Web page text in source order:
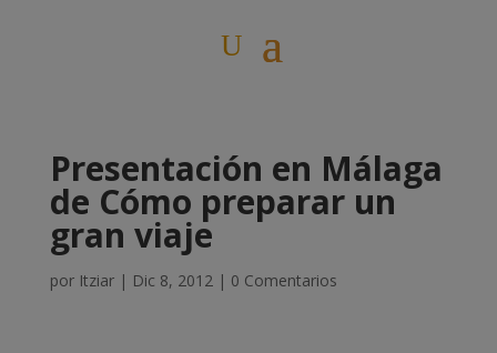
Presentación en Málaga
de Cómo preparar un
gran viaje
por Itziar| Dic 8, 2012| 0 Comentarios